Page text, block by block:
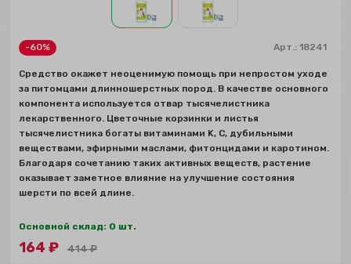
-60% Арт.:18241
Средство окажет неоценимую помощь при непростом уходе
за питомцами длинношерстных пород. В качестве основного
компонента используется отвар тысячелистника
лекарственного. Цветочные корзинки и листья
тысячелистника богаты витаминами K, C, дубильными
веществами, эфирными маслами, фитонцидами и каротином.
Благодаря сочетанию таких активных веществ, растение
оказывает заметное влияние на улучшение состояния
шерсти по всей длине.
Основной склад: 0 шт.
164 ₽ 414₽